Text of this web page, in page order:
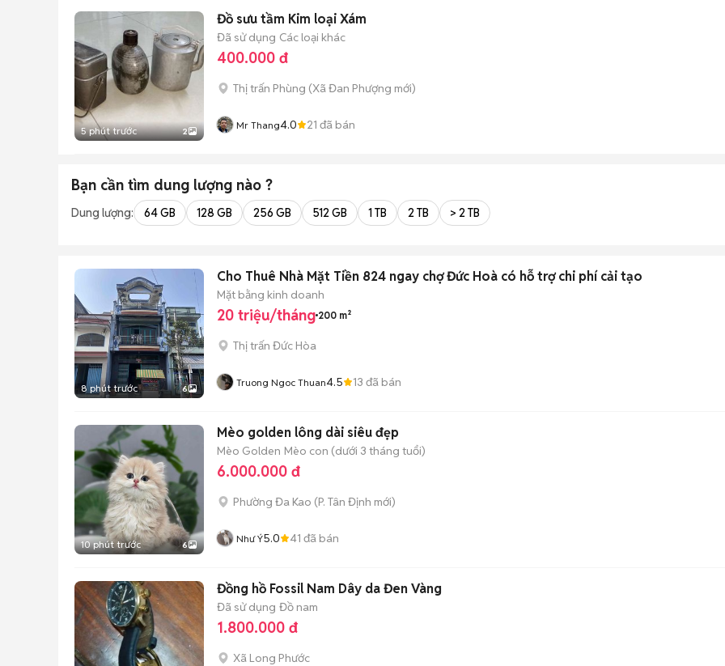
5 phút trước 2
Đồ sưu tầm Kim loại Xám
Đã sử dụng Các loại khác
400.000 đ
Thị trấn Phùng (Xã Đan Phượng mới)
Mr Thang4.0 21 đã bán
Bạn cần tìm dung lượng nào ?
Dung lượng: 64 GB 128 GB 256 GB 512 GB 1 TB 2 TB > 2 TB
8 phút trước 6
Cho Thuê Nhà Mặt Tiền 824 ngay chợ Đức Hoà có hỗ trợ chi phí cải tạo
Mặt bằng kinh doanh
20 triệu/tháng 200 m²
Thị trấn Đức Hòa
Truong Ngoc Thuan4.5 13 đã bán
10 phút trước 6
Mèo golden lông dài siêu đẹp
Mèo Golden Mèo con (dưới 3 tháng tuổi)
6.000.000 đ
Phường Đa Kao (P. Tân Định mới)
Như Ý5.0 41 đã bán
Đồng hồ Fossil Nam Dây da Đen Vàng
Đã sử dụng Đồ nam
1.800.000 đ
Xã Long Phước